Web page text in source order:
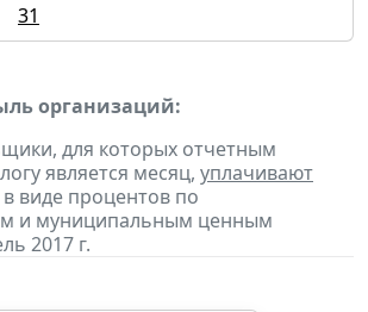
31
организаций:
для которых отчетным
является месяц, уплачивают
виде процентов по
и муниципальным ценным
2017 г.